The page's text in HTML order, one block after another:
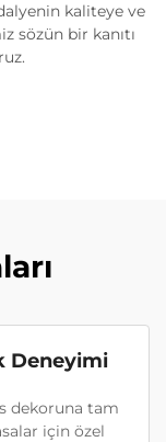
kaliteye ve
sözün bir kanıtı
Deneyimi
dekoruna tam
için özel